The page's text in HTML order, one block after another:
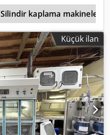
Silindir kaplama makineleri
Küçük ilan